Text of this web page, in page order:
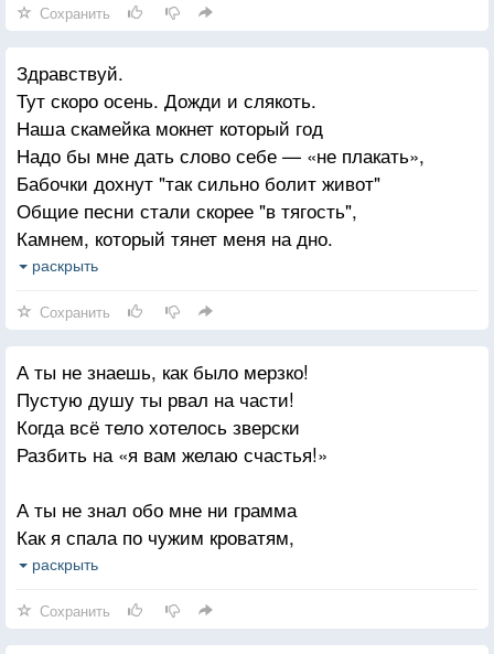
Я остыла Ты веришь мне? Я остыла
Ты живи, мой хороший, не зная бед!
Я найду обязательно где взять силы,
И купить в город «Счастье» один билет.
Сохранить
Здравствуй.
Тут скоро осень. Дожди и слякоть.
Наша скамейка мокнет который год
Надо бы мне дать слово себе — «не плакать»,
Бабочки дохнут "так сильно болит живот"
Общие песни стали скорее "в тягость",
Камнем, который тянет меня на дно.
Я научилась прятать девчачью слабость,
Ты научился жить как велела мама.
Дома тебя ждет кот, и горячий чай
Если тебе придет моя телеграмма —
Ты мне, пожалуйста, только не отвечай.
раскрыть
Сохранить
А ты не знаешь, как было мерзко!
Пустую душу ты рвал на части!
Когда всё тело хотелось зверски
Разбить на «я вам желаю счастья!»
А ты не знал обо мне ни грамма
Как я спала по чужим кроватям,
Как я тебя по домам искала,
Когда сжимаю себя от боли —
раскрыть
Сохранить